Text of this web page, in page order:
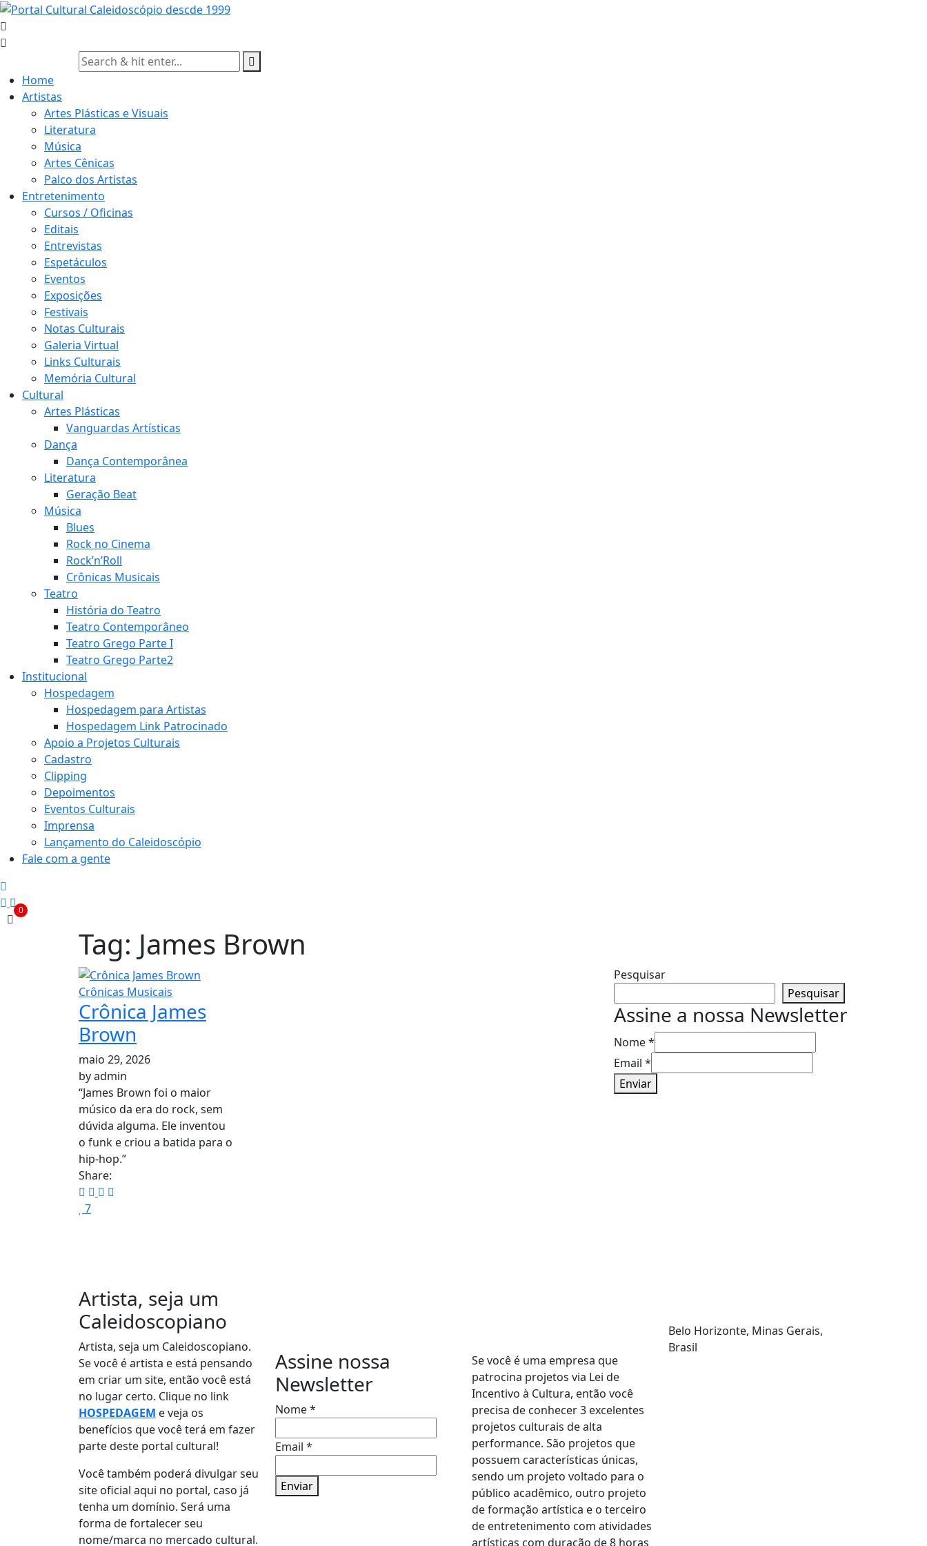
Skip
to
content
Home
Artistas
Artes Plásticas e Visuais
Literatura
Música
Artes Cênicas
Palco dos Artistas
Entretenimento
Cursos / Oficinas
Editais
Entrevistas
Espetáculos
Eventos
Exposições
Festivais
Notas Culturais
Galeria Virtual
Links Culturais
Memória Cultural
Cultural
Artes Plásticas
Vanguardas Artísticas
Dança
Dança Contemporânea
Literatura
Geração Beat
Música
Blues
Rock no Cinema
Rock’n’Roll
Crônicas Musicais
Teatro
História do Teatro
Teatro Contemporâneo
Teatro Grego Parte I
Teatro Grego Parte2
Institucional
Hospedagem
Hospedagem para Artistas
Hospedagem Link Patrocinado
Apoio a Projetos Culturais
Cadastro
Clipping
Depoimentos
Eventos Culturais
Imprensa
Lançamento do Caleidoscópio
Fale com a gente
0
Tag: James Brown
Crônicas Musicais
Crônica James
Brown
maio 29, 2026
byadmin
“James Brown foi o maior
músico da era do rock, sem
dúvida alguma. Ele inventou
o funk e criou a batida para o
hip-hop.”
Share:
7
Pesquisar
Pesquisar
Assine a nossa Newsletter
Nome*
Email
Nome
Email *
Enviar
Artista, seja um
Caleidoscopiano
Artista, seja um Caleidoscopiano.
Se você é artista e está pensando
em criar um site, então você está
no lugar certo. Clique no link
HOSPEDAGEM e veja os
benefícios que você terá em fazer
parte deste portal cultural!
Você também poderá divulgar seu
site oficial aqui no portal, caso já
tenha um domínio. Será uma
forma de fortalecer seu
nome/marca no mercado cultural.
Assine nossa
Newsletter
Nome*
Email
Email *
Enviar
Se você é uma empresa que
patrocina projetos via Lei de
Incentivo à Cultura, então você
precisa de conhecer 3 excelentes
projetos culturais de alta
performance. São projetos que
possuem características únicas,
sendo um projeto voltado para o
público acadêmico, outro projeto
de formação artística e o terceiro
de entretenimento com atividades
artísticas com duração de 8 horas
Belo Horizonte, Minas Gerais,
Brasil